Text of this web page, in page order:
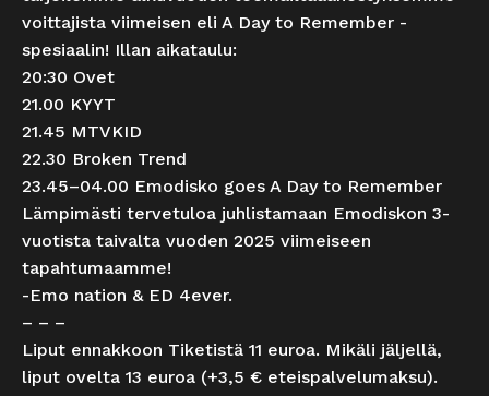
voittajista viimeisen eli A Day to Remember -
spesiaalin! Illan aikataulu:
20:30 Ovet
21.00 KYYT
21.45 MTVKID
22.30 Broken Trend
23.45–04.00 Emodisko goes A Day to Remember
Lämpimästi tervetuloa juhlistamaan Emodiskon 3-
vuotista taivalta vuoden 2025 viimeiseen
tapahtumaamme!
-Emo nation & ED 4ever.
– – –
Liput ennakkoon Tiketistä 11 euroa. Mikäli jäljellä,
liput ovelta 13 euroa (+3,5 € eteispalvelumaksu).